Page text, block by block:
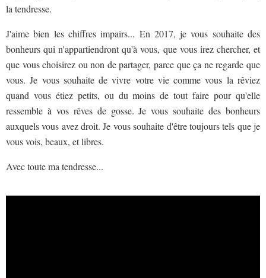
la tendresse.
J'aime bien les chiffres impairs... En 2017, je vous souhaite des
bonheurs qui n'appartiendront qu'à vous, que vous irez chercher, et
que vous choisirez ou non de partager, parce que ça ne regarde que
vous. Je vous souhaite de vivre votre vie comme vous la rêviez
quand vous étiez petits, ou du moins de tout faire pour qu'elle
ressemble à vos rêves de gosse. Je vous souhaite des bonheurs
auxquels vous avez droit. Je vous souhaite d'être toujours tels que je
vous vois, beaux, et libres.
Avec toute ma tendresse...